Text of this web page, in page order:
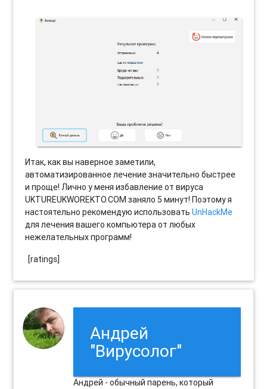
Итак, как вы наверное заметили,
автоматизированное лечение значительно быстрее
и проще! Лично у меня избавление от вируса
UKTUREUKWOREKTO.COM заняло 5 минут! Поэтому я
настоятельно рекомендую использоватьUnHackMe
для лечения вашего компьютера от любых
нежелательных программ!
[ratings]
Андрей
"Вирусолог"
Андрей - обычный парень, который